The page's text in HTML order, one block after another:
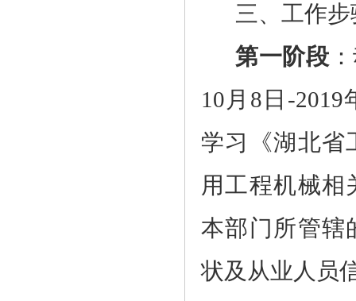
三、工作步
第一阶段
10 月 8 日 -2019
学习《湖北省
用工程机械相
本部门所管辖
状及从业人员